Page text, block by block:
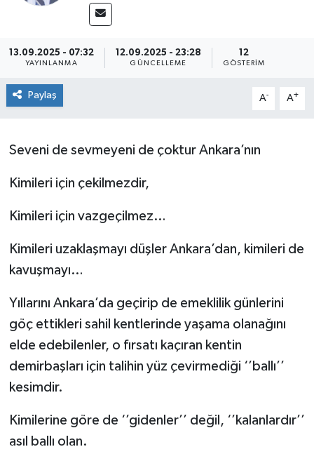
13.09.2025 - 07:32
YAYINLANMA
12.09.2025 - 23:28
GÜNCELLEME
12
GÖSTERIM
Paylaş A- A+
Seveni de sevmeyeni de çoktur Ankara’nın
Kimileri için çekilmezdir,
Kimileri için vazgeçilmez…
Kimileri uzaklaşmayı düşler Ankara’dan, kimileri de
kavuşmayı…
Yıllarını Ankara’da geçirip de emeklilik günlerini
göç ettikleri sahil kentlerinde yaşama olanağını
elde edebilenler, o fırsatı kaçıran kentin
demirbaşları için talihin yüz çevirmediği ‘’ballı’’
kesimdir.
Kimilerine göre de ‘’gidenler’’ değil, ‘’kalanlardır’’
asıl ballı olan.